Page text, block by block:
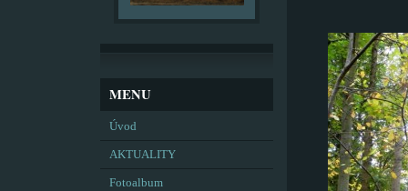
MENU
Úvod
AKTUALITY
Fotoalbum